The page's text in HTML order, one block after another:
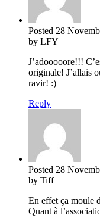
Posted 28
by LFY
J’adooooore!!!
originale! J’allais
ravir! :)
Reply
Posted 28
by Tiff
En effet ça moule
Quant à